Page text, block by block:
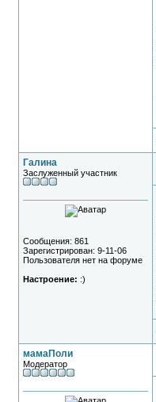
Галина
Заслуженный участник
Сообщения: 861
Зарегистрирован: 9-11-06
Пользователя нет на форуме
Настроение: :)
мамаПоли
Модератор